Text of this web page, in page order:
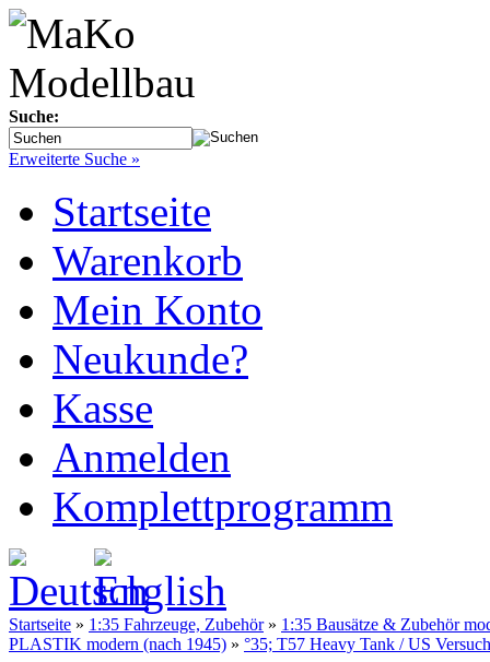
Suche:
Erweiterte Suche »
Startseite
Warenkorb
Mein Konto
Neukunde?
Kasse
Anmelden
Komplettprogramm
Startseite » 1:35 Fahrzeuge, Zubehör» 1:35 Bausätze & Zubehör
PLASTIK modern (nach 1945) » °35; T57 Heavy Tank / US